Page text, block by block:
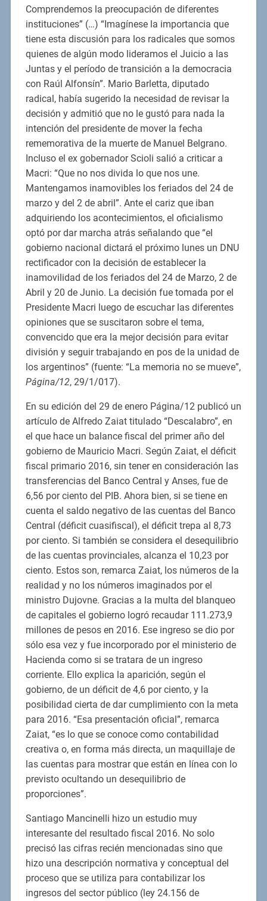
Comprendemos la preocupación de diferentes
instituciones” (…) “Imagínese la importancia que
tiene esta discusión para los radicales que somos
quienes de algún modo lideramos el Juicio a las
Juntas y el período de transición a la democracia
con Raúl Alfonsín”. Mario Barletta, diputado
radical, había sugerido la necesidad de revisar la
decisión y admitió que no le gustó para nada la
intención del presidente de mover la fecha
rememorativa de la muerte de Manuel Belgrano.
Incluso el ex gobernador Scioli salió a criticar a
Macri: “Que no nos divida lo que nos une.
Mantengamos inamovibles los feriados del 24 de
marzo y del 2 de abril”. Ante el cariz que iban
adquiriendo los acontecimientos, el oficialismo
optó por dar marcha atrás señalando que “el
gobierno nacional dictará el próximo lunes un DNU
rectificador con la decisión de establecer la
inamovilidad de los feriados del 24 de Marzo, 2 de
Abril y 20 de Junio. La decisión fue tomada por el
Presidente Macri luego de escuchar las diferentes
opiniones que se suscitaron sobre el tema,
convencido que era la mejor decisión para evitar
división y seguir trabajando en pos de la unidad de
los argentinos” (fuente: “La memoria no se mueve”,
Página/12, 29/1/017).
En su edición del 29 de enero Página/12 publicó un
artículo de Alfredo Zaiat titulado “Descalabro”, en
el que hace un balance fiscal del primer año del
gobierno de Mauricio Macri. Según Zaiat, el déficit
fiscal primario 2016, sin tener en consideración las
transferencias del Banco Central y Anses, fue de
6,56 por ciento del PIB. Ahora bien, si se tiene en
cuenta el saldo negativo de las cuentas del Banco
Central (déficit cuasifiscal), el déficit trepa al 8,73
por ciento. Si también se considera el desequilibrio
de las cuentas provinciales, alcanza el 10,23 por
ciento. Estos son, remarca Zaiat, los números de la
realidad y no los números imaginados por el
ministro Dujovne. Gracias a la multa del blanqueo
de capitales el gobierno logró recaudar 111.273,9
millones de pesos en 2016. Ese ingreso se dio por
sólo esa vez y fue incorporado por el ministerio de
Hacienda como si se tratara de un ingreso
corriente. Ello explica la aparición, según el
gobierno, de un déficit de 4,6 por ciento, y la
posibilidad cierta de dar cumplimiento con la meta
para 2016. “Esa presentación oficial”, remarca
Zaiat, “es lo que se conoce como contabilidad
creativa o, en forma más directa, un maquillaje de
las cuentas para mostrar que están en línea con lo
previsto ocultando un desequilibrio de
proporciones”.
Santiago Mancinelli hizo un estudio muy
interesante del resultado fiscal 2016. No solo
precisó las cifras recién mencionadas sino que
hizo una descripción normativa y conceptual del
proceso que se utiliza para contabilizar los
ingresos del sector público (ley 24.156 de